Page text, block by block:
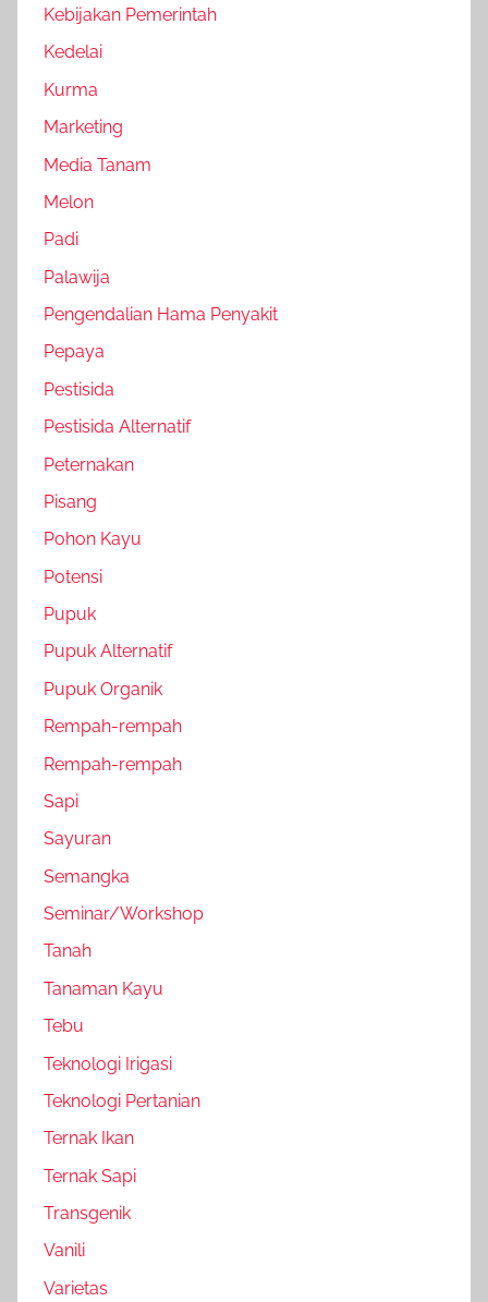
Kebijakan Pemerintah
Kedelai
Kurma
Marketing
Media Tanam
Melon
Padi
Palawija
Pengendalian Hama Penyakit
Pepaya
Pestisida
Pestisida Alternatif
Peternakan
Pisang
Pohon Kayu
Potensi
Pupuk
Pupuk Alternatif
Pupuk Organik
Rempah-rempah
Rempah-rempah
Sapi
Sayuran
Semangka
Seminar/Workshop
Tanah
Tanaman Kayu
Tebu
Teknologi Irigasi
Teknologi Pertanian
Ternak Ikan
Ternak Sapi
Transgenik
Vanili
Varietas